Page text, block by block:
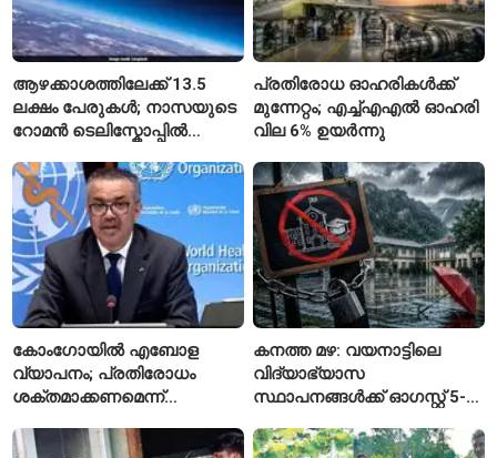
ആഴക്കാശത്തിലേക്ക് 13.5
ലക്ഷം പേരുകൾ; നാസയുടെ
റോമൻ ടെലിസ്കോപ്പിൽ
പ്രതിരോധ ഓഹരികൾക്ക്
മുന്നേറ്റം; എച്ച്എഎൽ ഓഹരി
വില 6% ഉയർന്നു
കോംഗോയിൽ എബോള
വ്യാപനം; പ്രതിരോധം
ശക്തമാക്കണമെന്ന്
കനത്ത മഴ: വയനാട്ടിലെ
വിദ്യാഭ്യാസ
സ്ഥാപനങ്ങൾക്ക് ഓഗസ്റ്റ് 5-ന്